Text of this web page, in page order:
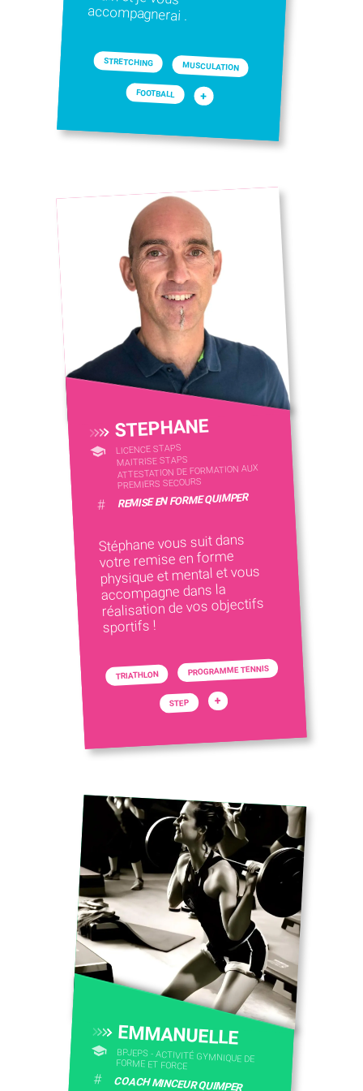
accompagnerai .
STRETCHING MUSCULATION
FOOTBALL +
STEPHANE
LICENCE STAPS
MAITRISE STAPS
ATTESTATION DE FORMATION AUX
PREMIERS SECOURS
# REMISE EN FORME QUIMPER
Stéphane vous suit dans
votre remise en forme
physique et mental et vous
accompagne dans la
réalisation de vos objectifs
sportifs !
TRIATHLON PROGRAMME TENNIS
STEP +
EMMANUELLE
BPJEPS - ACTIVITÉ GYMNIQUE DE
FORME ET FORCE
# COACH MINCEUR QUIMPER